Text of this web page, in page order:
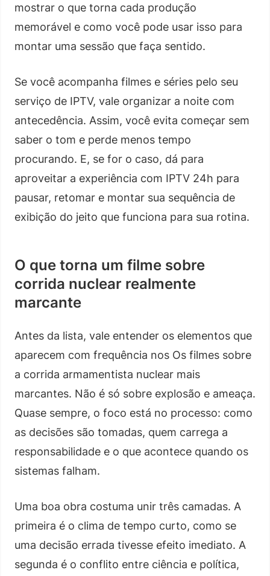
mostrar o que torna cada produção
memorável e como você pode usar isso para
montar uma sessão que faça sentido.
Se você acompanha filmes e séries pelo seu
serviço de IPTV, vale organizar a noite com
antecedência. Assim, você evita começar sem
saber o tom e perde menos tempo
procurando. E, se for o caso, dá para
aproveitar a experiência com IPTV 24h para
pausar, retomar e montar sua sequência de
exibição do jeito que funciona para sua rotina.
O que torna um filme sobre
corrida nuclear realmente
marcante
Antes da lista, vale entender os elementos que
aparecem com frequência nos Os filmes sobre
a corrida armamentista nuclear mais
marcantes. Não é só sobre explosão e ameaça.
Quase sempre, o foco está no processo: como
as decisões são tomadas, quem carrega a
responsabilidade e o que acontece quando os
sistemas falham.
Uma boa obra costuma unir três camadas. A
primeira é o clima de tempo curto, como se
uma decisão errada tivesse efeito imediato. A
segunda é o conflito entre ciência e política,